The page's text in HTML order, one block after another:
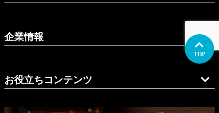
TOP
企業情報
お役立ちコンテンツ